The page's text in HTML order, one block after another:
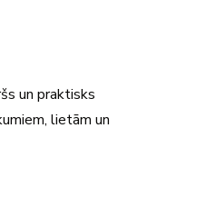
un praktisks
lietām un